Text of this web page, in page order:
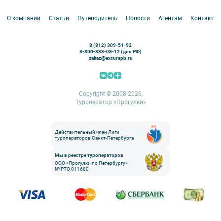
Кронштадт
Ораниенбаум
Пушкин (Царское село)
О компании Статьи Путеводитель Новости Агентам Контакты
8 (812) 309-51-92
8-800-333-08-12 (для РФ)
zakaz@excurspb.ru
Copyright © 2008-2026,
Туроператор «Прогулки»
Действительный член Лиги
туроператоров Санкт-Петербурга
Мы в реестре туроператоров
ООО «Прогулки по Петербургу»
№ РТО 011680